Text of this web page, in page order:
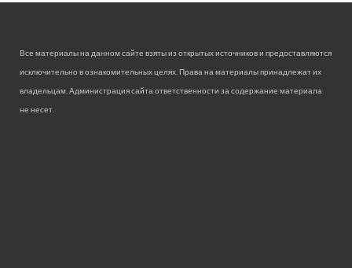
Все материалы на данном сайте взяты из открытых источников и предоставляются
исключительно в ознакомительных целях. Права на материалы принадлежат их
владельцам. Администрация сайта ответственности за содержание материала
не несет.